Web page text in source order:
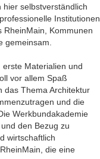
selbstverständlich
Institutionen
RheinMain, Kommunen
gemeinsam.
Materialien und
vor allem Spaß
das Thema Architektur
und die
Werkbundakademie
den Bezug zu
wirtschaftlich
die eine